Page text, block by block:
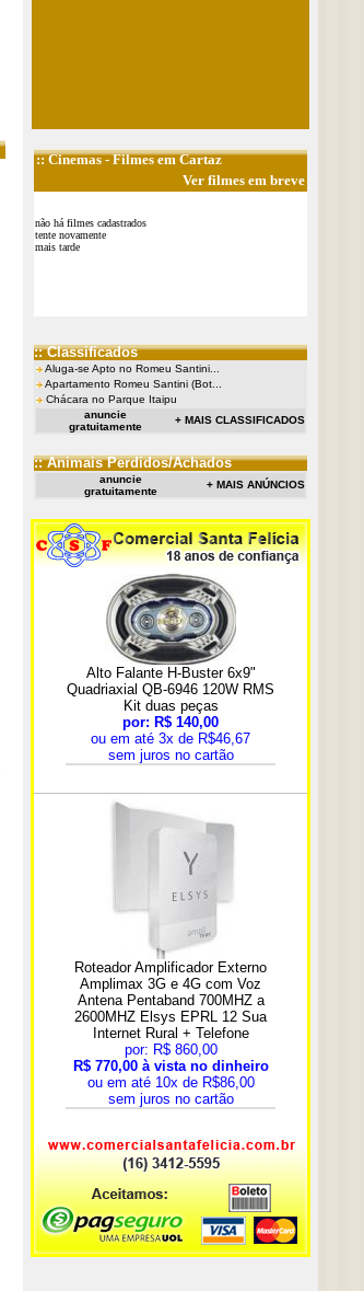
::Cinemas- Filmes em Cartaz
Ver filmes em breve
não há filmes cadastrados
tente novamente
mais tarde
:: Classificados
Aluga-se Apto no Romeu Santini...
Apartamento Romeu Santini (Bot...
Chácara no Parque Itaipu
anuncie
gratuitamente
+ MAIS CLASSIFICADOS
:: Animais Perdidos/Achados
anuncie
gratuitamente
+ MAIS ANÚNCIOS